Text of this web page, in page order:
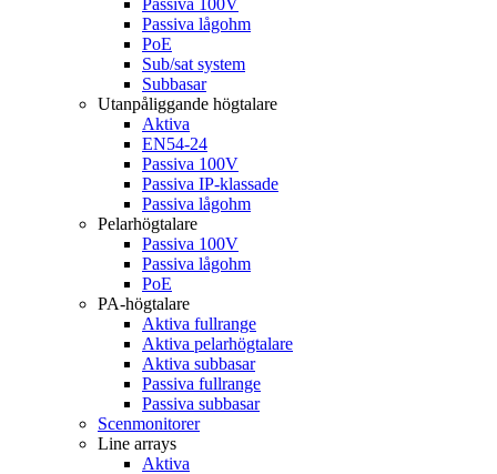
Passiva 100V
Passiva lågohm
PoE
Sub/sat system
Subbasar
Utanpåliggande högtalare
Aktiva
EN54-24
Passiva 100V
Passiva IP-klassade
Passiva lågohm
Pelarhögtalare
Passiva 100V
Passiva lågohm
PoE
PA-högtalare
Aktiva fullrange
Aktiva pelarhögtalare
Aktiva subbasar
Passiva fullrange
Passiva subbasar
Scenmonitorer
Line arrays
Aktiva